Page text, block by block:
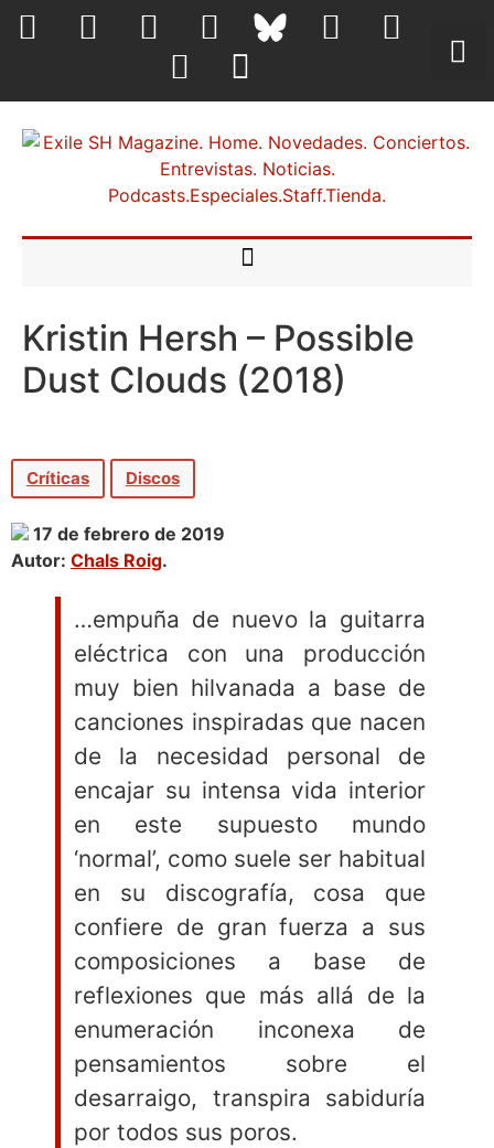
Kristin Hersh – Possible
Dust Clouds (2018)
Críticas Discos
17 de febrero de 2019
Autor: Chals Roig.
…empuña de nuevo la guitarra
eléctrica con una producción
muy bien hilvanada a base de
canciones inspiradas que nacen
de la necesidad personal de
encajar su intensa vida interior
en este supuesto mundo
‘normal’, como suele ser habitual
en su discografía, cosa que
confiere de gran fuerza a sus
composiciones a base de
reflexiones que más allá de la
enumeración inconexa de
pensamientos sobre el
desarraigo, transpira sabiduría
por todos sus poros.